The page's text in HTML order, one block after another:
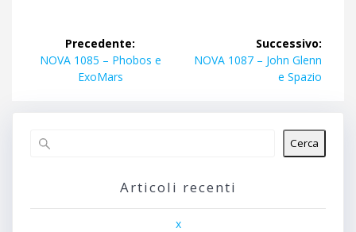
Navigazione
articoli
Precedente:
Articolo
precedente:
NOVA 1085 – Phobos e
ExoMars
Successivo:
Articolo
NOVA 1087 – John Glenn
e Spazio
Cerca
Articoli recenti
x